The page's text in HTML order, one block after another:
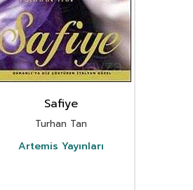
Safiye
Turhan Tan
Artemis Yayınları